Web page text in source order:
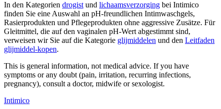
In den Kategorien drogist und lichaamsverzorging bei Intimico
finden Sie eine Auswahl an pH-freundlichen Intimwaschgels,
Rasierprodukten und Pflegeprodukten ohne aggressive Zusätze. Für
Gleitmittel, die auf den vaginalen pH-Wert abgestimmt sind,
verweisen wir Sie auf die Kategorie glijmiddelen und den Leitfaden
glijmiddel-kopen.
This is general information, not medical advice. If you have
symptoms or any doubt (pain, irritation, recurring infections,
pregnancy), consult a doctor, midwife or sexologist.
Intimico